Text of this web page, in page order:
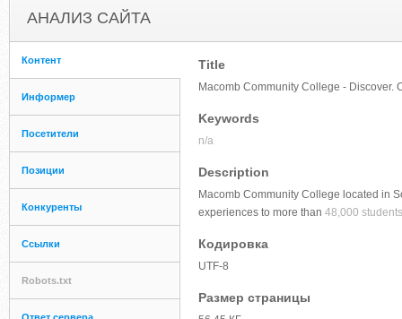
АНАЛИЗ САЙТА
Контент
Информер
Посетители
Позиции
Конкуренты
Ссылки
Robots.txt
Title
Macomb Community College - Discover.
Keywords
n/a
Description
Macomb Community College located in
experiences to more than 48,000
Кодировка
UTF-8
Размер страницы